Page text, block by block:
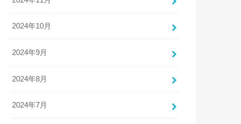
2024年10月
2024年9月
2024年8月
2024年7月